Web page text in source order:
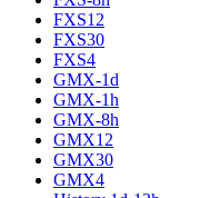
FXS12
FXS30
FXS4
GMX-1d
GMX-1h
GMX-8h
GMX12
GMX30
GMX4